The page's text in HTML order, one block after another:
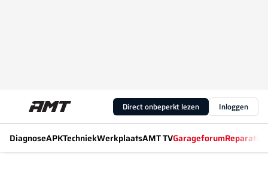
Direct onbeperkt lezen Inloggen
DiagnoseAPKTechniekWerkplaatsAMT TVGarageforum